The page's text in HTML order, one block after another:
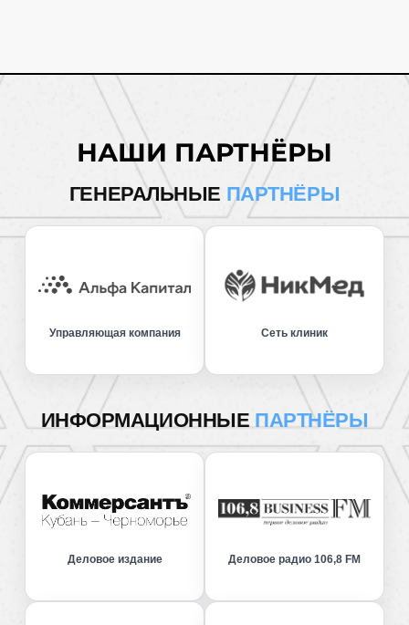
НАШИ ПАРТНЁРЫ
ГЕНЕРАЛЬНЫЕ ПАРТНЁРЫ
Управляющая компания Сеть клиник
ИНФОРМАЦИОННЫЕ ПАРТНЁРЫ
Деловое издание Деловое радио 106,8 FM